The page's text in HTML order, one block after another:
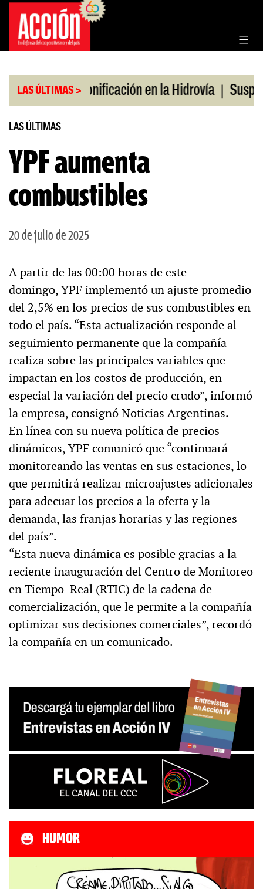
Saltar
contenido
LAS ÚLTIMAS >
en julio | Bonificación en la Hidrovía |
LAS ÚLTIMAS
YPF aumenta
combustibles
20 de julio de 2025
A partir de las 00:00 horas de este
domingo, YPF implementó un ajuste promedio
del 2,5% en los precios de sus combustibles en
todo el país. “Esta actualización responde al
seguimiento permanente que la compañía
realiza sobre las principales variables que
impactan en los costos de producción, en
especial la variación del precio crudo”, informó
la empresa, consignó Noticias Argentinas.
En línea con su nueva política de precios
dinámicos, YPF comunicó que “continuará
monitoreando las ventas en sus estaciones, lo
que permitirá realizar microajustes adicionales
para adecuar los precios a la oferta y la
demanda, las franjas horarias y las regiones
del país”.
“Esta nueva dinámica es posible gracias a la
reciente inauguración del Centro de Monitoreo
en Tiempo Real (RTIC) de la cadena de
comercialización, que le permite a la compañía
optimizar sus decisiones comerciales”, recordó
la compañía en un comunicado.
HUMOR